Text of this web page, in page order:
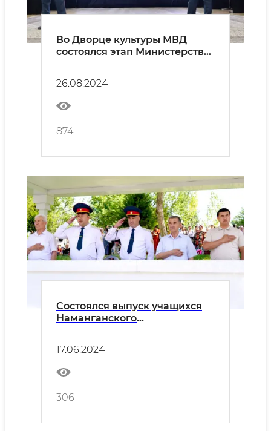
Во Дворце культуры МВД
состоялся этап Министерства
ватанпарварлик рухидаги
кушик»
26.08.2024
874
Состоялся выпуск учащихся
Наманганского
17.06.2024
306